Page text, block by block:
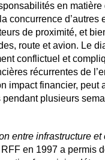
en matière
concurrence d’autres
de proximité, et
route et avion. Le
conflictuel et
récurrentes de
impact financier, peut
plusieurs
entre infrastructure et
en 1997 a permis